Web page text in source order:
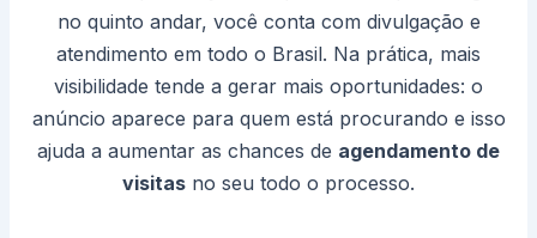
no quinto andar, você conta com divulgação e
atendimento em todo o Brasil. Na prática, mais
visibilidade tende a gerar mais oportunidades: o
anúncio aparece para quem está procurando e isso
ajuda a aumentar as chances de agendamento de
visitas no seu todo o processo.